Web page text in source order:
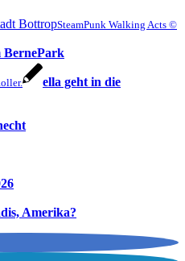
SteamPunk Walking Acts ©
BernePark
ella geht in die
Amerika?